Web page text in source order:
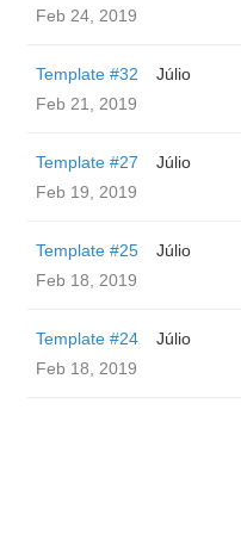
Feb 24, 2019
Template #32
Júlio
Feb 21, 2019
Template #27
Júlio
Feb 19, 2019
Template #25
Júlio
Feb 18, 2019
Template #24
Júlio
Feb 18, 2019